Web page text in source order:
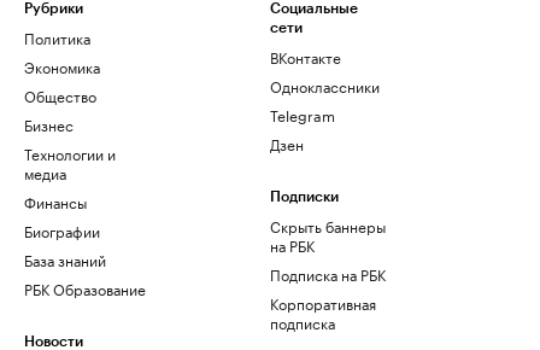
Рубрики
Политика
Экономика
Общество
Бизнес
Технологии и
медиа
Финансы
Биографии
База знаний
РБК Образование
Новости
Социальные
сети
ВКонтакте
Одноклассники
Telegram
Дзен
Подписки
Скрыть баннеры
на РБК
Подписка на РБК
Корпоративная
подписка